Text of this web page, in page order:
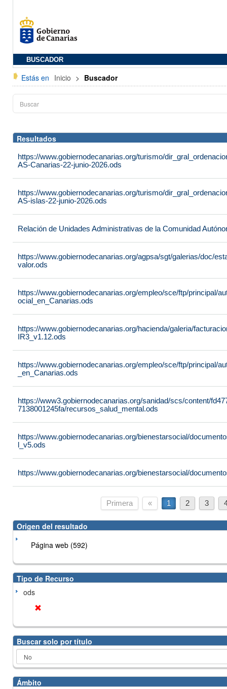
BUSCADOR
Estás en Inicio > Buscador
Resultados
https://www.gobiernodecanarias.org/turismo/
AS-Canarias-22-junio-2026.ods
https://www.gobiernodecanarias.org/turismo/
AS-islas-22-junio-2026.ods
Relación de Unidades Administrativas de la Comunidad
https://www.gobiernodecanarias.org/agpsa/sgt/galerias/doc/
valor.ods
https://www.gobiernodecanarias.org/empleo/sce/ftp/principal/
ocial_en_Canarias.ods
https://www.gobiernodecanarias.org/hacienda/galeria/
IR3_v1.12.ods
https://www.gobiernodecanarias.org/empleo/sce/ftp/principal/
_en_Canarias.ods
https://www3.gobiernodecanarias.org/sanidad/scs/content/
7138001245fa/recursos_salud_mental.ods
https://www.gobiernodecanarias.org/bienestarsocial/
l_v5.ods
https://www.gobiernodecanarias.org/bienestarsocial/
Primera « 1 2 3
Origen del resultado
Página web (592)
Tipo de Recurso
ods
Buscar solo por título
Ámbito